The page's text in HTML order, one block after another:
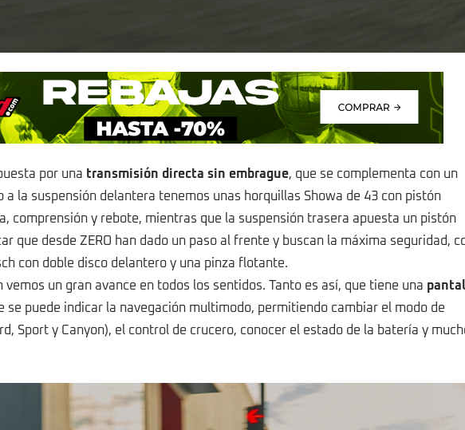
por una transmisión directa sin embrague, que se complementa con un
a la suspensión delantera tenemos unas horquillas Showa de 43 con pistón
comprensión y rebote, mientras que la suspensión trasera apuesta un pistón
que desde ZERO han dado un paso al frente y buscan la máxima seguridad,
con doble disco delantero y una pinza flotante.
un gran avance en todos los sentidos. Tanto es así, que tiene una
se puede indicar la navegación multimodo, permitiendo cambiar el modo de
Sport y Canyon), el control de crucero, conocer el estado de la batería y